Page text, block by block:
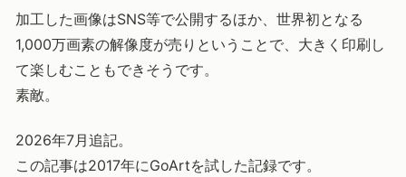
加工した画像はSNS等で公開するほか、世界初となる
1,000万画素の解像度が売りということで、大きく印刷し
て楽しむこともできそうです。
素敵。
2026年7月追記。
この記事は2017年にGoArtを試した記録です。